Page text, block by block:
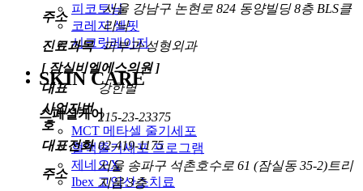
피코토닝
코레지 셀핏
시크릿레이저
SKIN CARE
스페셜케어
MCT 메타셀 줄기세포
혈액줄기세포 프로그램
제네오X
Ibex 고압산소치료
주소
서울 강남구 논현로 824 동양빌딩 8층 BLS클
리닉
진료과목
피부과·성형외과
[ 잠실비엘에스의원 ]
대표
강한별
사업자번
호
215-23-23375
대표전화 02-419-1175
주소
서울 송파구 석촌호수로 61 (잠실동 35-2)트리
지움 3층